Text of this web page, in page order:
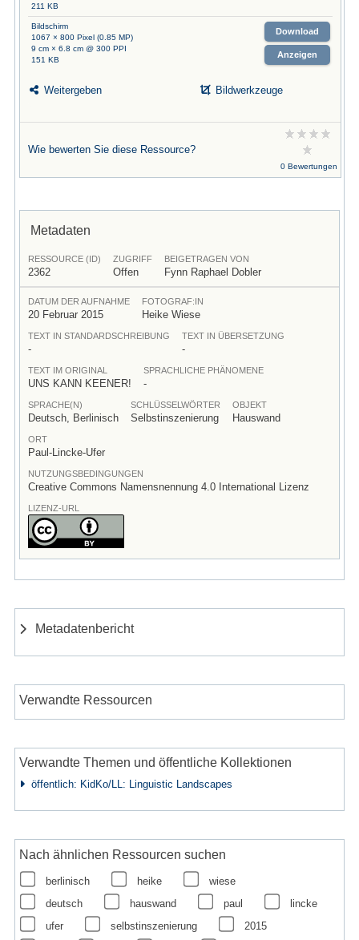
211 KB
Bildschirm
1067 × 800 Pixel (0.85 MP)
9 cm × 6.8 cm @ 300 PPI
151 KB
Download
Anzeigen
Weitergeben Bildwerkzeuge
Wie bewerten Sie diese Ressource?
0 Bewertungen
Metadaten
RESSOURCE (ID)
2362
ZUGRIFF
Offen
BEIGETRAGEN VON
Fynn Raphael Dobler
DATUM DER AUFNAHME
20 Februar 2015
FOTOGRAF:IN
Heike Wiese
TEXT IN STANDARDSCHREIBUNG
-
TEXT IN ÜBERSETZUNG
-
TEXT IM ORIGINAL
UNS KANN KEENER!
SPRACHLICHE PHÄNOMENE
-
SPRACHE(N)
Deutsch, Berlinisch
SCHLÜSSELWÖRTER
Selbstinszenierung
OBJEKT
Hauswand
ORT
Paul-Lincke-Ufer
NUTZUNGSBEDINGUNGEN
Creative Commons Namensnennung 4.0 International Lizenz
LIZENZ-URL
Metadatenbericht
Verwandte Ressourcen
Verwandte Themen und öffentliche Kollektionen
öffentlich: KidKo/LL: Linguistic Landscapes
Nach ähnlichen Ressourcen suchen
berlinisch heike
wiese
deutsch
hauswand paul
lincke
ufer
selbstinszenierung 2015